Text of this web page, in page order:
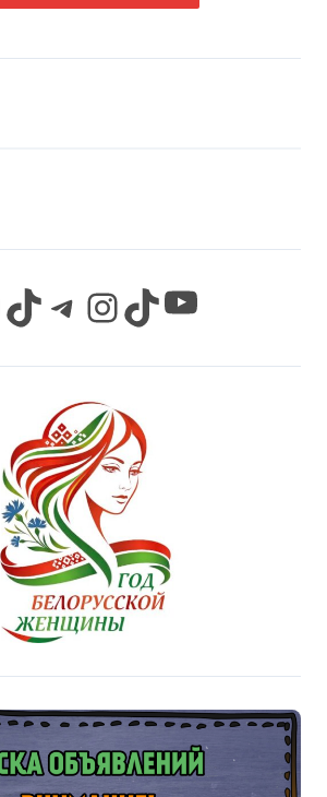
TikTok Telegram InstagramTikTok YouTube